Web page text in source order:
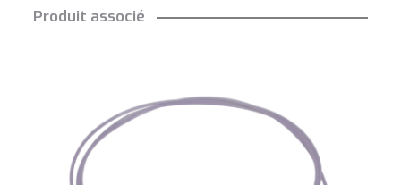
Produit associé